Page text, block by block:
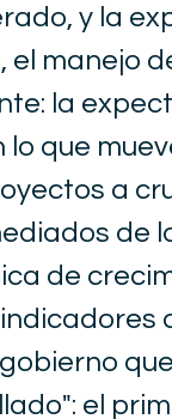
y la
el manejo
la
que
a
de
de
el